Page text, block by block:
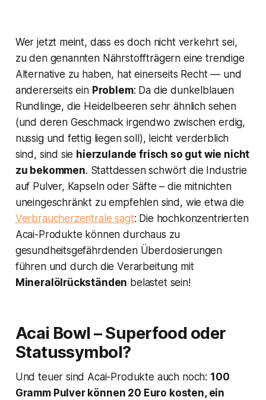
Wer jetzt meint, dass es doch nicht verkehrt sei,
zu den genannten Nährstoffträgern eine trendige
Alternative zu haben, hat einerseits Recht — und
andererseits ein Problem: Da die dunkelblauen
Rundlinge, die Heidelbeeren sehr ähnlich sehen
(und deren Geschmack irgendwo zwischen erdig,
nussig und fettig liegen soll), leicht verderblich
sind, sind sie hierzulande frisch so gut wie nicht
zu bekommen. Stattdessen schwört die Industrie
auf Pulver, Kapseln oder Säfte – die mitnichten
uneingeschränkt zu empfehlen sind, wie etwa die
Verbraucherzentrale sagt: Die hochkonzentrierten
Acai-Produkte können durchaus zu
gesundheitsgefährdenden Überdosierungen
führen und durch die Verarbeitung mit
Mineralölrückständen belastet sein!
Acai Bowl – Superfood oder
Statussymbol?
Und teuer sind Acai-Produkte auch noch: 100
Gramm Pulver können 20 Euro kosten, ein